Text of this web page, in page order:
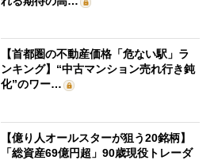
【首都圏の不動産価格「危ない駅」ラ
ンキング】“中古マンション売れ行き鈍
化”のワー…
【億り人オールスターが狙う20銘柄】
「総資産69億円超」90歳現役トレーダ